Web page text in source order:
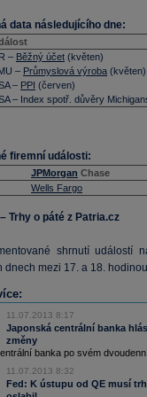
data následujícího dne:
– Běžný účet (květen)
– Průmyslová výroba (květen)
– PPI (červen)
– Index spotř. důvěry
firemní události:
JPMorgan Chase
Wells Fargo
– Trhy o páté z Patria.cz
shrnutí
dnech mezi 17. a 18.
11.07.2013 8:17
Japonská centrální banka
změny
banka po svém
11.07.2013 8:32
Fed: K ústupu od QE musí